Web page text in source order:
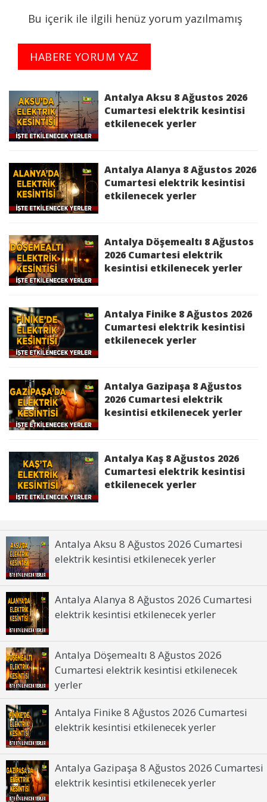
YOLU,MERKEZ ÖZDEMİR,MERKEZ ÖZDEMİR
16:00:00 saatleri arasında Yatırım Çalışması
Sebebi ile İş Sağlığı ve Güvenliği'ni de gözeterek
Kesinti Nedeni :Yatırım Çalışması
Antalya 20 Mayıs 2025 Salı elektrik
Aksu 20 Mayıs 2025 Salı elektrik
kesintisinden etkilenecek yerler
kesintisinden etkilenecek yerler
Bu içerik ile ilgili henüz yorum yazılmamış
HABERE YORUM YAZ
Antalya Aksu 8 Ağustos 2026
Cumartesi elektrik kesintisi
etkilenecek yerler
Antalya Alanya 8 Ağustos 2026
Cumartesi elektrik kesintisi
etkilenecek yerler
Antalya Döşemealtı 8 Ağustos
2026 Cumartesi elektrik
kesintisi etkilenecek yerler
Antalya Finike 8 Ağustos 2026
Cumartesi elektrik kesintisi
etkilenecek yerler
Antalya Gazipaşa 8 Ağustos
2026 Cumartesi elektrik
kesintisi etkilenecek yerler
Antalya Kaş 8 Ağustos 2026
Cumartesi elektrik kesintisi
etkilenecek yerler
Antalya Aksu 8 Ağustos 2026 Cumartesi
elektrik kesintisi etkilenecek yerler
Antalya Alanya 8 Ağustos 2026 Cumartesi
elektrik kesintisi etkilenecek yerler
Antalya Döşemealtı 8 Ağustos 2026
Cumartesi elektrik kesintisi etkilenecek
yerler
Antalya Finike 8 Ağustos 2026 Cumartesi
elektrik kesintisi etkilenecek yerler
Antalya Gazipaşa 8 Ağustos 2026 Cumartesi
elektrik kesintisi etkilenecek yerler